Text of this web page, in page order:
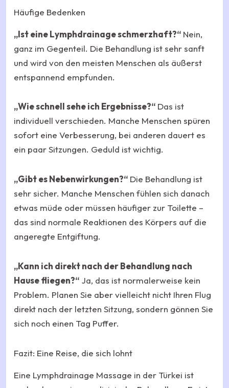
Häufige Bedenken
„Ist eine Lymphdrainage schmerzhaft?“ Nein,
ganz im Gegenteil. Die Behandlung ist sehr sanft
und wird von den meisten Menschen als äußerst
entspannend empfunden.
„Wie schnell sehe ich Ergebnisse?“ Das ist
individuell verschieden. Manche Menschen spüren
sofort eine Verbesserung, bei anderen dauert es
ein paar Sitzungen. Geduld ist wichtig.
„Gibt es Nebenwirkungen?“ Die Behandlung ist
sehr sicher. Manche Menschen fühlen sich danach
etwas müde oder müssen häufiger zur Toilette –
das sind normale Reaktionen des Körpers auf die
angeregte Entgiftung.
„Kann ich direkt nach der Behandlung nach
Hause fliegen?“ Ja, das ist normalerweise kein
Problem. Planen Sie aber vielleicht nicht Ihren Flug
direkt nach der letzten Sitzung, sondern gönnen Sie
sich noch einen Tag Puffer.
Fazit: Eine Reise, die sich lohnt
Eine Lymphdrainage Massage in der Türkei ist